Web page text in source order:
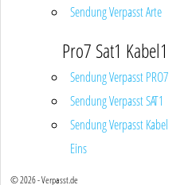
Sendung Verpasst Arte
Pro7 Sat1 Kabel1
Sendung Verpasst PRO7
Sendung Verpasst SAT1
Sendung Verpasst Kabel
Eins
© 2026 - Verpasst.de